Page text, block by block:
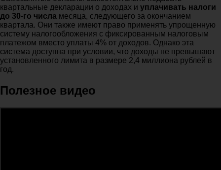
квартальные декларации о доходах и уплачивать налоги
до 30-го числа месяца, следующего за окончанием
квартала. Они также имеют право применять упрощенную
систему налогообложения с фиксированным налоговым
платежом вместо уплаты 4% от доходов. Однако эта
система доступна при условии, что доходы не превышают
установленного лимита в размере 2,4 миллиона рублей в
год.
Полезное видео